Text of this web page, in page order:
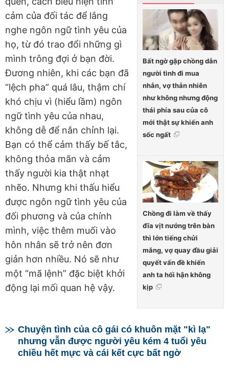
Bất ngờ gặp chồng dẫn
người tình đi mua
nhẫn, vợ thản nhiên
như không nhưng động
thái phía sau của cô
mới thật sự khiến anh
sốc ngất
Chồng đi làm về thấy
đĩa vịt nướng trên bàn
thì lớn tiếng chửi
mắng, vợ quay đầu giải
quyết vấn đề khiến
anh ta hối hận không
kịp
cảm của đối tác để lắng
nghe ngôn ngữ tình yêu của
họ, từ đó trao đổi những gì
mình trông đợi ở bạn đời.
Đương nhiên, khi các bạn đã
“lệch pha” quá lâu, thậm chí
khó chịu vì (hiểu lầm) ngôn
ngữ tình yêu của nhau,
không dễ để nắn chỉnh lại.
Bạn có thể cảm thấy bế tắc,
không thỏa mãn và cảm
thấy người kia thật nhạt
nhẽo. Nhưng khi thấu hiểu
được ngôn ngữ tình yêu của
đối phương và của chính
mình, việc thêm muối vào
hôn nhân sẽ trở nên đơn
giản hơn nhiều. Nó sẽ như
một “mã lệnh” đặc biệt khởi
động lại mối quan hệ vậy.
Chuyện tình của cô gái có khuôn mặt "kì lạ"
nhưng vẫn được người yêu kém 4 tuổi yêu
chiều hết mực và cái kết cực bất ngờ